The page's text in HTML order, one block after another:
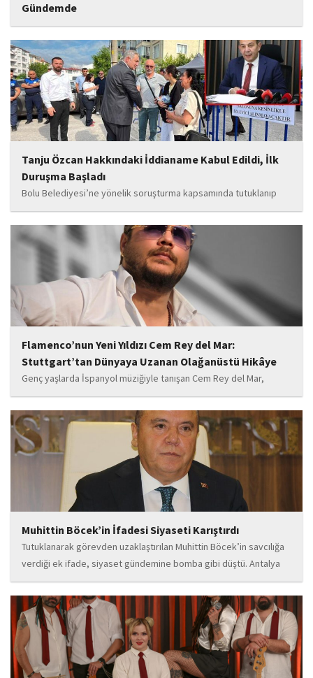
Gündemde
İstanbul Cumhuriyet Başsavcılığı tarafından yürütülen ve Haluk
Levent ile kurucusu olduğu Ahbap Derneği'ni kapsadığı belirtilen
soruşturmaya ilişkin yeni iddialar gündeme geldi. Edinilen
bilgilere göre, soruşturmanın ani bir operasyonla değil, aylar...
Tanju Özcan Hakkındaki İddianame Kabul Edildi, İlk
Duruşma Başladı
Bolu Belediyesi’ne yönelik soruşturma kapsamında tutuklanıp
belediye başkanlığı görevinden uzaklaştırılan Tanju Özcan’ın da
aralarında bulunduğu 6’sı tutuklu 19 sanığın yargılandığı dava
başladı.
Flamenco’nun Yeni Yıldızı Cem Rey del Mar:
Stuttgart’tan Dünyaya Uzanan Olağanüstü Hikâye
Genç yaşlarda İspanyol müziğiyle tanışan Cem Rey del Mar,
flamenco kültürünün büyüleyici atmosferinden etkilenerek
kendisini bu alana yönlendirdi. Saatler süren disiplinli çalışmalar,
teknik gelişim ve müziğe olan tutkusu, onu kısa...
Muhittin Böcek’in İfadesi Siyaseti Karıştırdı
Tutuklanarak görevden uzaklaştırılan Muhittin Böcek’in savcılığa
verdiği ek ifade, siyaset gündemine bomba gibi düştü. Antalya
Cumhuriyet Savcılığı’na kendi isteğiyle başvurarak ifade verdiği
öğrenilen Böcek’in açıklamalarında, 31 Mart 2024 yerel
seçimleri...